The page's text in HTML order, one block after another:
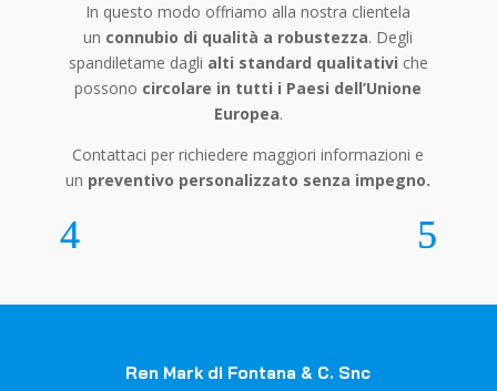
In questo modo offriamo alla nostra clientela
un connubio di qualità a robustezza. Degli
spandiletame dagli alti standard qualitativi che
possono circolare in tutti i Paesi dell’Unione
Europea.
Contattaci per richiedere maggiori informazioni e
un preventivo personalizzato senza impegno.
Ren Mark di Fontana & C. Snc